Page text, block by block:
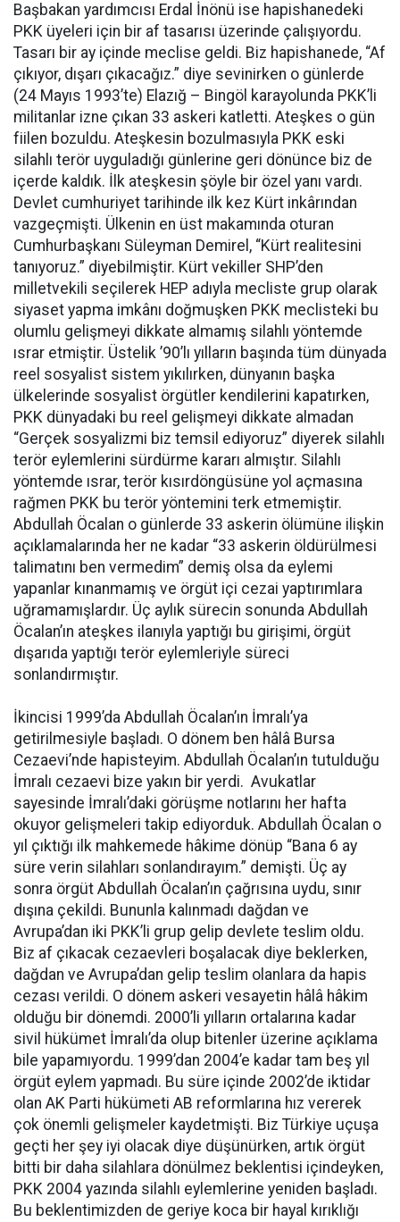
Başbakan yardımcısı Erdal İnönü ise hapishanedeki
PKK üyeleri için bir af tasarısı üzerinde çalışıyordu.
Tasarı bir ay içinde meclise geldi. Biz hapishanede, “Af
çıkıyor, dışarı çıkacağız.” diye sevinirken o günlerde
(24 Mayıs 1993’te) Elazığ – Bingöl karayolunda PKK’li
militanlar izne çıkan 33 askeri katletti. Ateşkes o gün
fiilen bozuldu. Ateşkesin bozulmasıyla PKK eski
silahlı terör uyguladığı günlerine geri dönünce biz de
içerde kaldık. İlk ateşkesin şöyle bir özel yanı vardı.
Devlet cumhuriyet tarihinde ilk kez Kürt inkârından
vazgeçmişti. Ülkenin en üst makamında oturan
Cumhurbaşkanı Süleyman Demirel, “Kürt realitesini
tanıyoruz.” diyebilmiştir. Kürt vekiller SHP’den
milletvekili seçilerek HEP adıyla mecliste grup olarak
siyaset yapma imkânı doğmuşken PKK meclisteki bu
olumlu gelişmeyi dikkate almamış silahlı yöntemde
ısrar etmiştir. Üstelik ’90’lı yılların başında tüm dünyada
reel sosyalist sistem yıkılırken, dünyanın başka
ülkelerinde sosyalist örgütler kendilerini kapatırken,
PKK dünyadaki bu reel gelişmeyi dikkate almadan
“Gerçek sosyalizmi biz temsil ediyoruz” diyerek silahlı
terör eylemlerini sürdürme kararı almıştır. Silahlı
yöntemde ısrar, terör kısırdöngüsüne yol açmasına
rağmen PKK bu terör yöntemini terk etmemiştir.
Abdullah Öcalan o günlerde 33 askerin ölümüne ilişkin
açıklamalarında her ne kadar “33 askerin öldürülmesi
talimatını ben vermedim” demiş olsa da eylemi
yapanlar kınanmamış ve örgüt içi cezai yaptırımlara
uğramamışlardır. Üç aylık sürecin sonunda Abdullah
Öcalan’ın ateşkes ilanıyla yaptığı bu girişimi, örgüt
dışarıda yaptığı terör eylemleriyle süreci
sonlandırmıştır.
İkincisi 1999’da Abdullah Öcalan’ın İmralı’ya
getirilmesiyle başladı. O dönem ben hâlâ Bursa
Cezaevi’nde hapisteyim. Abdullah Öcalan’ın tutulduğu
İmralı cezaevi bize yakın bir yerdi. Avukatlar
sayesinde İmralı’daki görüşme notlarını her hafta
okuyor gelişmeleri takip ediyorduk. Abdullah Öcalan o
yıl çıktığı ilk mahkemede hâkime dönüp “Bana 6 ay
süre verin silahları sonlandırayım.” demişti. Üç ay
sonra örgüt Abdullah Öcalan’ın çağrısına uydu, sınır
dışına çekildi. Bununla kalınmadı dağdan ve
Avrupa’dan iki PKK’li grup gelip devlete teslim oldu.
Biz af çıkacak cezaevleri boşalacak diye beklerken,
dağdan ve Avrupa’dan gelip teslim olanlara da hapis
cezası verildi. O dönem askeri vesayetin hâlâ hâkim
olduğu bir dönemdi. 2000’li yılların ortalarına kadar
sivil hükümet İmralı’da olup bitenler üzerine açıklama
bile yapamıyordu. 1999’dan 2004’e kadar tam beş yıl
örgüt eylem yapmadı. Bu süre içinde 2002’de iktidar
olan AK Parti hükümeti AB reformlarına hız vererek
çok önemli gelişmeler kaydetmişti. Biz Türkiye uçuşa
geçti her şey iyi olacak diye düşünürken, artık örgüt
bitti bir daha silahlara dönülmez beklentisi içindeyken,
PKK 2004 yazında silahlı eylemlerine yeniden başladı.
Bu beklentimizden de geriye koca bir hayal kırıklığı